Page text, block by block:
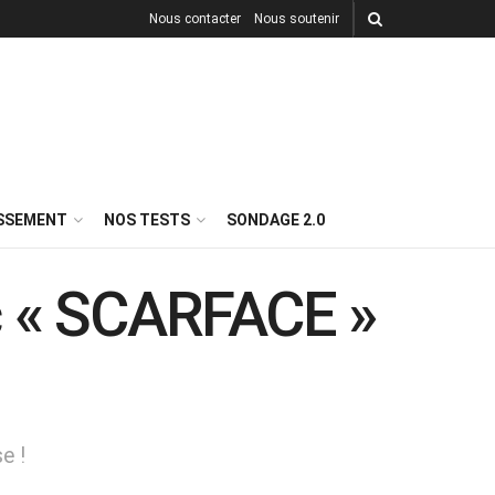
Nous contacter Nous soutenir
NOS TESTS SONDAGE 2.0
SCARFACE »
!